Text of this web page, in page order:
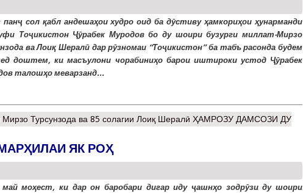
панҷ сол қабл андешаҳои худро оид ба дӯстиву ҳамкориҳои ҳунарманди
Тоҷикистон Ҷӯрабек Муродов бо ду шоири бузурги миллат-Мирзо
ва Лоиқ Шералӣ дар рӯзномаи “Тоҷикистон” ба табъ расонда будем
доштем, ки масъулони чорабиниҳо барои иштироки устод Ҷӯрабек
талошҳо меварзанд...
Мирзо Турсунзода ва 85 солагии Лоиқ Шералӣ ҲАМРОЗУ ДАМСОЗИ ДУ
ЯК РОҲ
моҳест, ки дар он баробари дигар иду ҷашнҳо зодрӯзи ду шоири